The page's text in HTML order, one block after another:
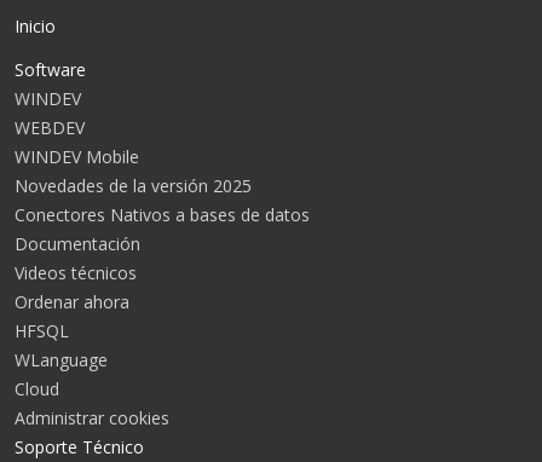
Inicio
Software
WINDEV
WEBDEV
WINDEV Mobile
Novedades de la versión 2025
Conectores Nativos a bases de datos
Documentación
Videos técnicos
Ordenar ahora
HFSQL
WLanguage
Cloud
Administrar cookies
Soporte Técnico